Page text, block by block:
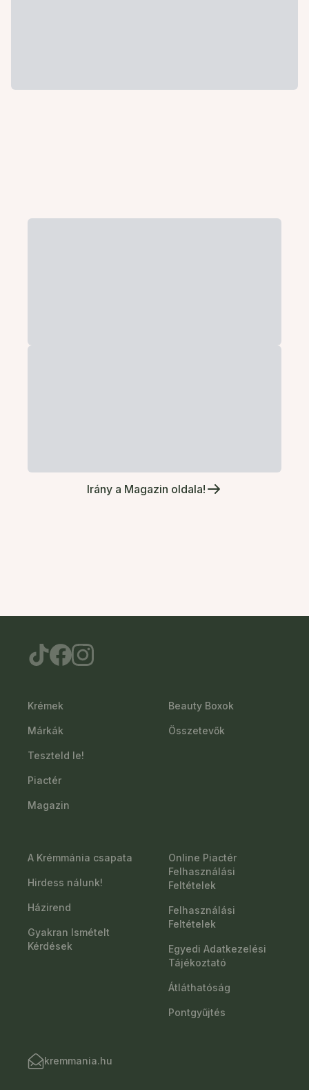
Irány a Magazin oldala!
Krémek
Márkák
Teszteld le!
Piactér
Magazin
Beauty Boxok
Összetevők
A Krémmánia csapata
Hirdess nálunk!
Házirend
Gyakran Ismételt
Kérdések
Online Piactér
Felhasználási
Feltételek
Felhasználási
Feltételek
Egyedi Adatkezelési
Tájékoztató
Átláthatóság
Pontgyűjtés
kremmania.hu